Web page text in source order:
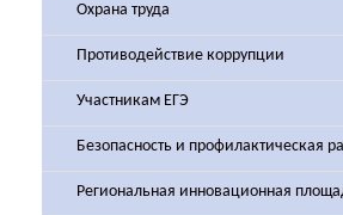
Охрана труда
Противодействие коррупции
Участникам ЕГЭ
Безопасность и профилактическая
Региональная инновационная